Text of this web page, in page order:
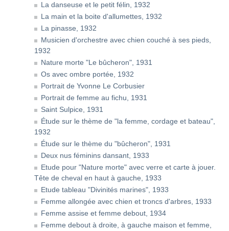
La danseuse et le petit félin, 1932
La main et la boite d'allumettes, 1932
La pinasse, 1932
Musicien d'orchestre avec chien couché à ses pieds,
1932
Nature morte "Le bûcheron", 1931
Os avec ombre portée, 1932
Portrait de Yvonne Le Corbusier
Portrait de femme au fichu, 1931
Saint Sulpice, 1931
Étude sur le thème de "la femme, cordage et bateau",
1932
Étude sur le thème du "bûcheron", 1931
Deux nus féminins dansant, 1933
Etude pour "Nature morte" avec verre et carte à jouer.
Tête de cheval en haut à gauche, 1933
Etude tableau "Divinités marines", 1933
Femme allongée avec chien et troncs d'arbres, 1933
Femme assise et femme debout, 1934
Femme debout à droite, à gauche maison et femme,